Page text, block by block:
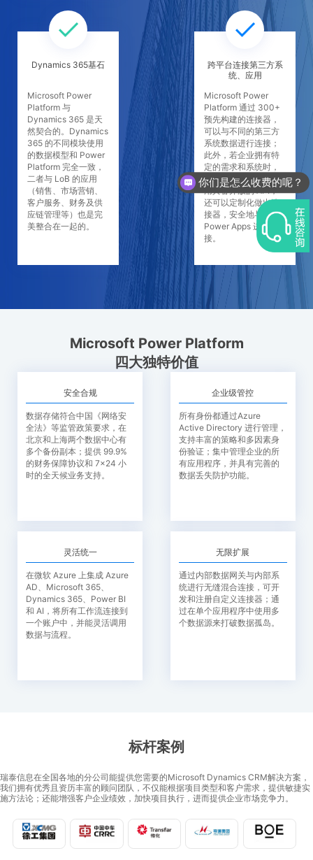
Dynamics 365基石
Microsoft Power
Platform 与
Dynamics 365 是天
然契合的。Dynamics
365 的不同模块使用
的数据模型和 Power
Platform 完全一致，
二者与 LoB 的应用
（销售、市场营销、
客户服务、财务及供
应链管理等）也是完
美整合在一起的。
跨平台连接第三方系
统、应用
Microsoft Power
Platform 通过 300+
预先构建的连接器，
可以与不同的第三方
系统数据进行连接；
此外，若企业拥有特
定的需求和系统时，
只要第三方平台或应
用具备开放的 API，
还可以定制化做出连
接器，安全地与
Power Apps 进行连
接。
Microsoft Power Platform
四大独特价值
安全合规
数据存储符合中国《网络安
全法》等监管政策要求，在
北京和上海两个数据中心有
多个备份副本；提供 99.9%
的财务保障协议和 7×24 小
时的全天候业务支持。
企业级管控
所有身份都通过Azure
Active Directory 进行管理，
支持丰富的策略和多因素身
份验证；集中管理企业的所
有应用程序，并具有完善的
数据丢失防护功能。
灵活统一
在微软 Azure 上集成 Azure
AD、Microsoft 365、
Dynamics 365、Power BI
和 AI，将所有工作流连接到
一个账户中，并能灵活调用
数据与流程。
无限扩展
通过内部数据网关与内部系
统进行无缝混合连接，可开
发和注册自定义连接器；通
过在单个应用程序中使用多
个数据源来打破数据孤岛。
标杆案例
瑞泰信息在全国各地的分公司能提供您需要的Microsoft Dynamics CRM解决方案，
我们拥有优秀且资历丰富的顾问团队，不仅能根据项目类型和客户需求，提供敏捷实
施方法论；还能增强客户企业绩效，加快项目执行，进而提供企业市场竞争力。
你们是怎么收费的呢？